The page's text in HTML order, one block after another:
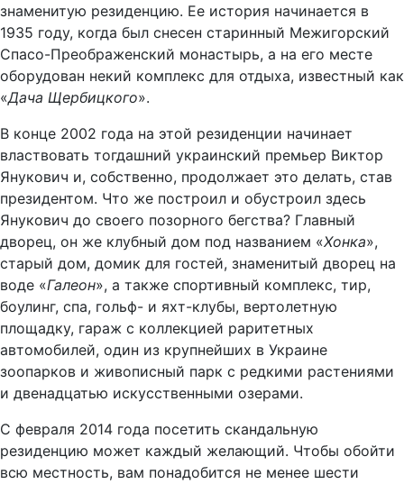
знаменитую резиденцию. Ее история начинается в
1935 году, когда был снесен старинный Межигорский
Спасо-Преображенский монастырь, а на его месте
оборудован некий комплекс для отдыха, известный как
«Дача Щербицкого».
В конце 2002 года на этой резиденции начинает
властвовать тогдашний украинский премьер Виктор
Янукович и, собственно, продолжает это делать, став
президентом. Что же построил и обустроил здесь
Янукович до своего позорного бегства? Главный
дворец, он же клубный дом под названием «Хонка»,
старый дом, домик для гостей, знаменитый дворец на
воде «Галеон», а также спортивный комплекс, тир,
боулинг, спа, гольф- и яхт-клубы, вертолетную
площадку, гараж с коллекцией раритетных
автомобилей, один из крупнейших в Украине
зоопарков и живописный парк с редкими растениями
и двенадцатью искусственными озерами.
С февраля 2014 года посетить скандальную
резиденцию может каждый желающий. Чтобы обойти
всю местность, вам понадобится не менее шести